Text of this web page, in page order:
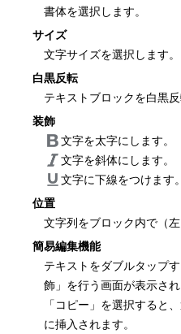
書体を選択します。
サイズ
文字サイズを選択します。
白黒反転
テキストブロックを白黒反
装飾
文字を太字にします。
文字を斜体にします。
文字に下線をつけます。
位置
文字列をブロック内で（
簡易編集機能
テキストをダブルタップ
飾」を行う画面が表示され
「コピー」を選択すると
に挿入されます。